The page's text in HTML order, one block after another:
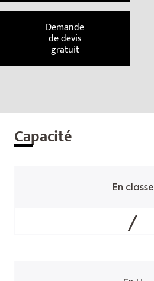
Demande
de devis
gratuit
Capacité
En classe
/